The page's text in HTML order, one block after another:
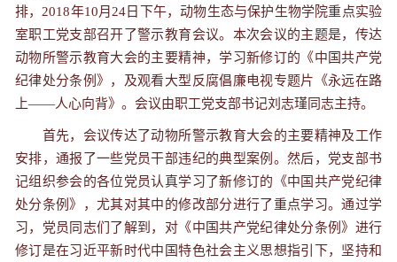
排， 2018年10月 24日下午，动物生态与保护生物学院重点实验
室职工党支部召开了警示教育会议。本次会议的主题是，传达
动物所警示教育大会的主要精神，学习新修订的《中国共产党
纪律处分条例》，及观看大型反腐倡廉电视专题片《永远在路
上——人心向背》。会议由职工党支部书记刘志瑾同志主持。
首先，会议传达了动物所警示教育大会的主要精神及工作
安排，通报了一些党员干部违纪的典型案例。然后，党支部书
记组织参会的各位党员认真学习了新修订的《中国共产党纪律
处分条例》，尤其对其中的修改部分进行了重点学习。通过学
习，党员同志们了解到，对《中国共产党纪律处分条例》进行
修订是在习近平新时代中国特色社会主义思想指引下，坚持和